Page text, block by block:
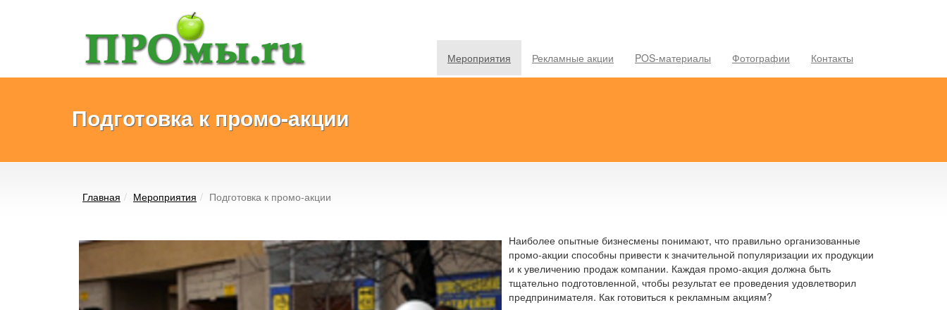
Мероприятия Рекламные акции POS-материалы Фотографии Контакты
Подготовка к промо-акции
Главная Мероприятия Подготовка к промо-акции
Наиболее опытные бизнесмены понимают, что правильно организованные
промо-акции способны привести к значительной популяризации их продукции
и к увеличению продаж компании. Каждая промо-акция должна быть
тщательно подготовленной, чтобы результат ее проведения удовлетворил
предпринимателя. Как готовиться к рекламным акциям?